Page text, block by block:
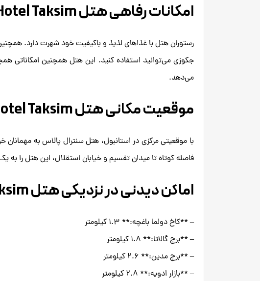
امکانات رفاهی هتل Central Palace Hotel Taksim
رستوران هتل با غذاهای لذیذ و باکیفیت خود شهرت دارد.
جکوزی می‌توانید استفاده کنید. این هتل همچنین امکاناتی
می‌دهد.
موقعیت مکانی هتل Central Palace Hotel Taksim
با موقعیتی مرکزی در استانبول، هتل سنترال پالاس به
فاصله کوتاه تا میدان تقسیم و خیابان استقلال، این هتل را
اماکن دیدنی در نزدیکی هتل Central Palace Hotel Taksim
– **کاخ دولما باغچه:** ۱.۳ کیلومتر
– **برج گالاتا:** ۱.۸ کیلومتر
– **برج مدین:** ۲.۶ کیلومتر
– **بازار ادویه:** ۲.۸ کیلومتر